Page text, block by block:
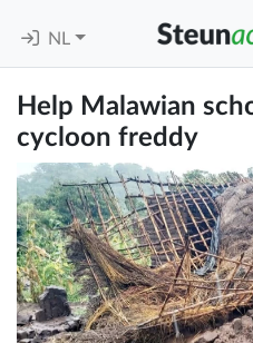
NL
Help Malawian
cycloon freddy